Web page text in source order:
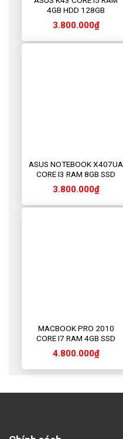
4GB HDD 128GB
3.800.000₫
ASUS NOTEBOOK X407UA
CORE I3 RAM 8GB SSD
128GB
3.800.000₫
MACBOOK PRO 2010
CORE I7 RAM 4GB SSD
256GB
4.800.000₫